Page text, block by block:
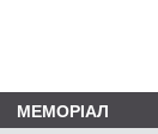
МЕМОРІАЛ